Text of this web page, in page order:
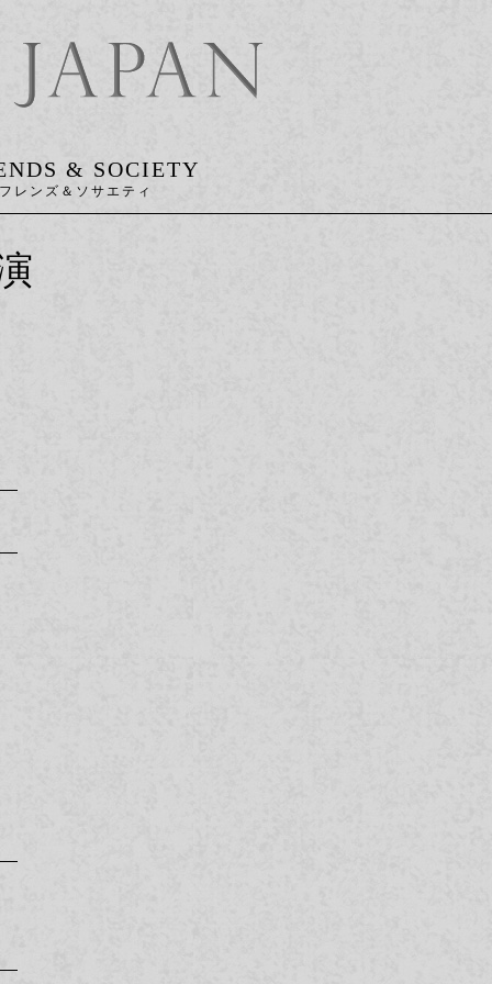
& SOCIETY